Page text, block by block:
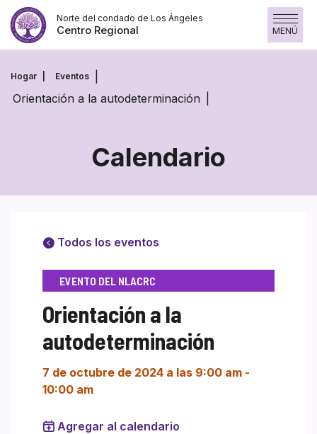
Saltar
contenido
Norte del condado de Los Ángeles
Centro Regional MENÚ
Hogar Eventos
Orientación a la autodeterminación
Calendario
Todos los eventos
EVENTO DEL NLACRC
Orientación a la
autodeterminación
7 de octubre de 2024 a las 9:00 am -
10:00 am
Agregar al calendario